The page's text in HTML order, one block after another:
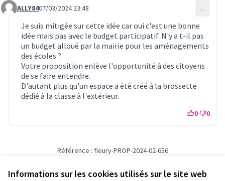
Informations sur les cookies utilisés sur le site web
Commentaire 808
ALLY8407/03/2024 23:48 …
Je suis mitigée sur cette idée car oui c'est une bonne
idée mais pas avec le budget participatif. N'y a t-il pas
un budget alloué par la mairie pour les aménagements
des écoles ?
Votre proposition enlève l'opportunité à des citoyens
de se faire entendre.
D'autant plus qu'un espace a été créé à la brossette
dédié à la classe à l'extérieur.
0 0
Référence : fleury-PROP-2024-02-656
Vérifiez l'empreinte numérique